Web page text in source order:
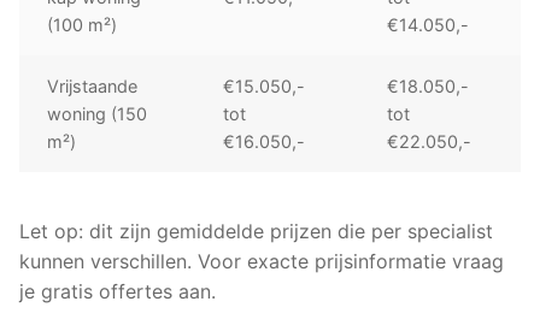
(100 m²)
€14.050,-
Vrijstaande
woning (150
m²)
€15.050,-
tot
€16.050,-
€18.050,-
tot
€22.050,-
Let op: dit zijn gemiddelde prijzen die per specialist
kunnen verschillen. Voor exacte prijsinformatie vraag
je gratis offertes aan.